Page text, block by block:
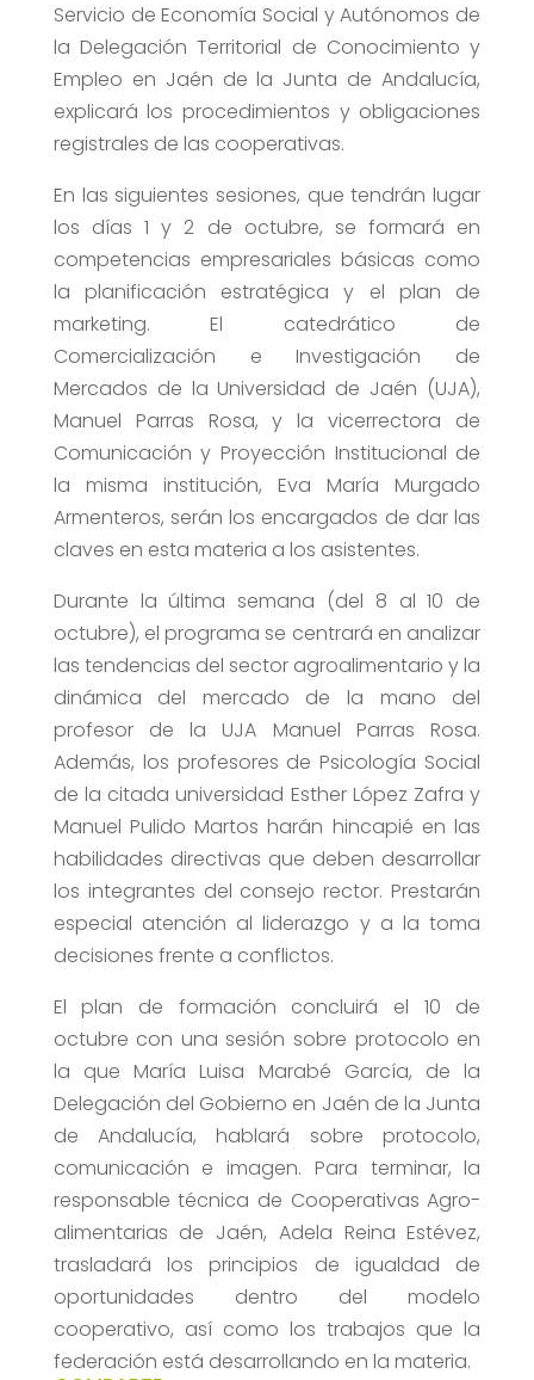
Servicio de Economía Social y Autónomos de
la Delegación Territorial de Conocimiento y
Empleo en Jaén de la Junta de Andalucía,
explicará los procedimientos y obligaciones
registrales de las cooperativas.
En las siguientes sesiones, que tendrán lugar
los días 1 y 2 de octubre, se formará en
competencias empresariales básicas como
la planificación estratégica y el plan de
marketing. El catedrático de
Comercialización e Investigación de
Mercados de la Universidad de Jaén (UJA),
Manuel Parras Rosa, y la vicerrectora de
Comunicación y Proyección Institucional de
la misma institución, Eva María Murgado
Armenteros, serán los encargados de dar las
claves en esta materia a los asistentes.
Durante la última semana (del 8 al 10 de
octubre), el programa se centrará en analizar
las tendencias del sector agroalimentario y la
dinámica del mercado de la mano del
profesor de la UJA Manuel Parras Rosa.
Además, los profesores de Psicología Social
de la citada universidad Esther López Zafra y
Manuel Pulido Martos harán hincapié en las
habilidades directivas que deben desarrollar
los integrantes del consejo rector. Prestarán
especial atención al liderazgo y a la toma
decisiones frente a conflictos.
El plan de formación concluirá el 10 de
octubre con una sesión sobre protocolo en
la que María Luisa Marabé García, de la
Delegación del Gobierno en Jaén de la Junta
de Andalucía, hablará sobre protocolo,
comunicación e imagen. Para terminar, la
responsable técnica de Cooperativas Agro-
alimentarias de Jaén, Adela Reina Estévez,
trasladará los principios de igualdad de
oportunidades dentro del modelo
cooperativo, así como los trabajos que la
federación está desarrollando en la materia.